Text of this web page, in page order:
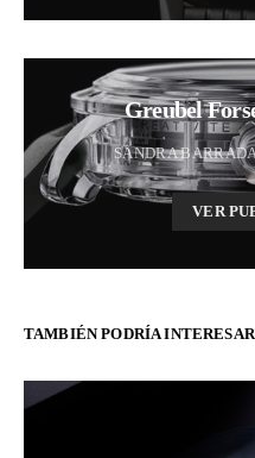
Greubel
SANDRA
VER
TAMBIÉN PODRÍA